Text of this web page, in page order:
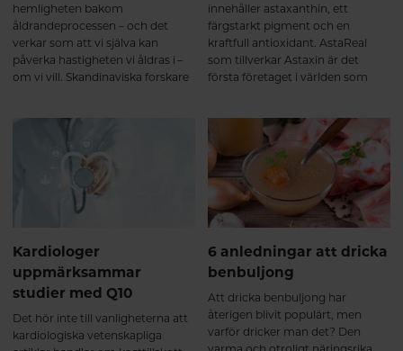
hemligheten bakom
åldrandeprocessen – och det
verkar som att vi själva kan
påverka hastigheten vi åldras i –
om vi vill. Skandinaviska forskare
människor.
innehåller astaxanthin, ett
färgstarkt pigment och en
kraftfull antioxidant. AstaReal
som tillverkar Astaxin är det
första företaget i världen som
astaxanthin är även ledande
inom forskningen. Här får du veta
mer om antioxidanten
astaxanthin.
Kardiologer
uppmärksammar
studier med Q10
Det hör inte till vanligheterna att
kardiologiska vetenskapliga
6 anledningar att dricka
benbuljong
Att dricka benbuljong har
återigen blivit populärt, men
varför dricker man det? Den